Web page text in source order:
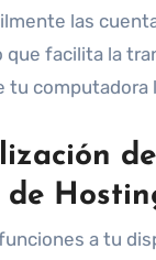
las
que facilita la
tu computadora
de
a tu